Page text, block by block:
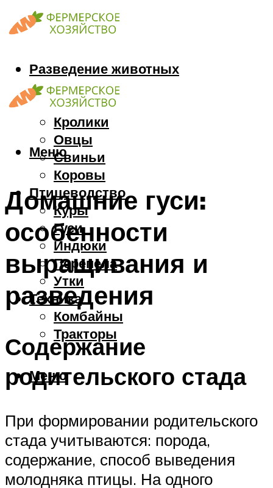
Разведение животных
Козы
Кони
Кролики
Овцы
Свиньи
Коровы
Птицеводство
Куры
Гуси
Индюки
Перепела
Утки
Техника
Комбайны
Тракторы
Меню
Меню
Домашние гуси:
особенности
выращивания и
разведения
Содержание
родительского стада
При формировании родительского
стада учитываются: порода,
содержание, способ выведения
молодняка птицы. На одного